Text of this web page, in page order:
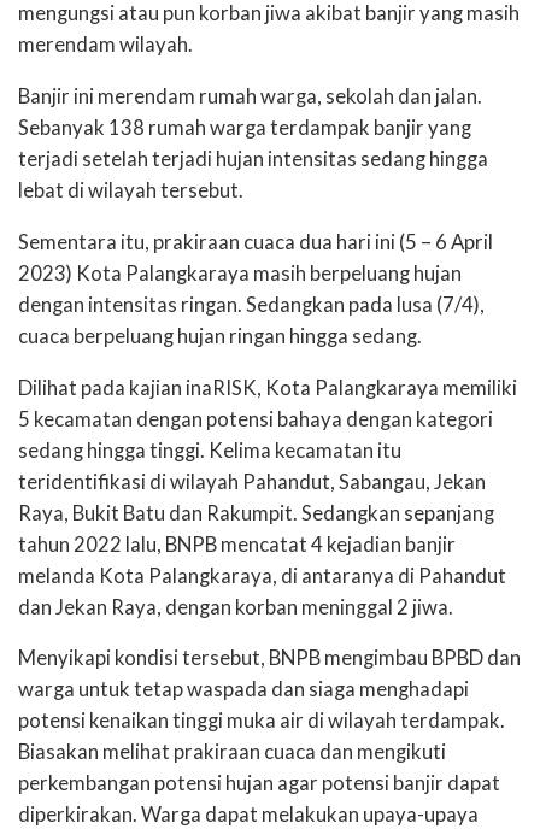
mengungsi atau pun korban jiwa akibat banjir yang masih
merendam wilayah.
Banjir ini merendam rumah warga, sekolah dan jalan.
Sebanyak 138 rumah warga terdampak banjir yang
terjadi setelah terjadi hujan intensitas sedang hingga
lebat di wilayah tersebut.
Sementara itu, prakiraan cuaca dua hari ini (5 – 6 April
2023) Kota Palangkaraya masih berpeluang hujan
dengan intensitas ringan. Sedangkan pada lusa (7/4),
cuaca berpeluang hujan ringan hingga sedang.
Dilihat pada kajian inaRISK, Kota Palangkaraya memiliki
5 kecamatan dengan potensi bahaya dengan kategori
sedang hingga tinggi. Kelima kecamatan itu
teridentifikasi di wilayah Pahandut, Sabangau, Jekan
Raya, Bukit Batu dan Rakumpit. Sedangkan sepanjang
tahun 2022 lalu, BNPB mencatat 4 kejadian banjir
melanda Kota Palangkaraya, di antaranya di Pahandut
dan Jekan Raya, dengan korban meninggal 2 jiwa.
Menyikapi kondisi tersebut, BNPB mengimbau BPBD dan
warga untuk tetap waspada dan siaga menghadapi
potensi kenaikan tinggi muka air di wilayah terdampak.
Biasakan melihat prakiraan cuaca dan mengikuti
perkembangan potensi hujan agar potensi banjir dapat
diperkirakan. Warga dapat melakukan upaya-upaya